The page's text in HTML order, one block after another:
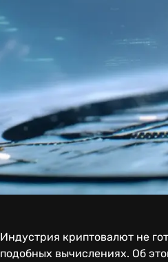
Индустрия криптовалют не
подобных вычислениях. Об